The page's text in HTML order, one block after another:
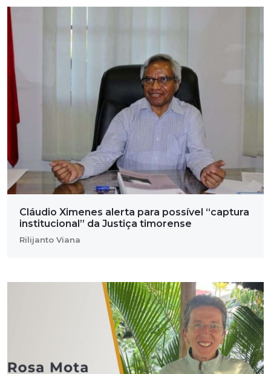
Cláudio Ximenes alerta para possível “captura
institucional” da Justiça timorense
Rilijanto Viana